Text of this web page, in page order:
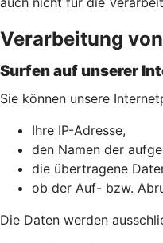
Verarbeitung
Surfen auf unserer
Sie können unsere
Ihre IP-Adresse,
den Namen der
die übertragene
ob der Auf- bzw.
Die Daten werden